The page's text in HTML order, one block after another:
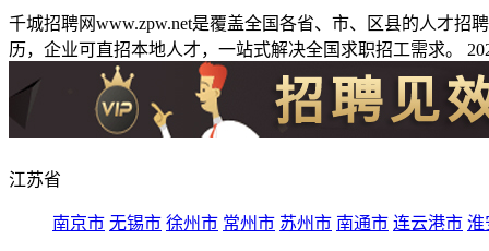
千城招聘网www.zpw.net是覆盖全国各省、市、区县的人才
历，企业可直招本地人才，一站式解决全国求职招工需求。
江苏省
南京市 无锡市 徐州市 常州市 苏州市 南通市 连云港市 淮